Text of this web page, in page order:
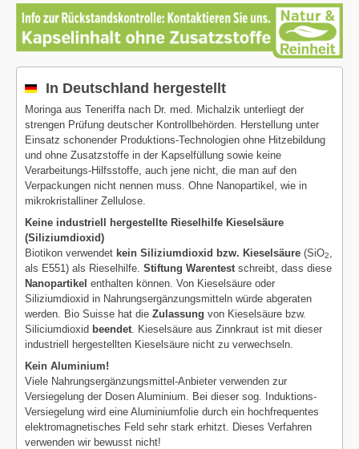
In Deutschland hergestellt
Moringa aus Teneriffa nach Dr. med. Michalzik unterliegt der
strengen Prüfung deutscher Kontrollbehörden. Herstellung unter
Einsatz schonender Produktions-Technologien ohne Hitzebildung
und ohne Zusatzstoffe in der Kapselfüllung sowie keine
Verarbeitungs-Hilfsstoffe, auch jene nicht, die man auf den
Verpackungen nicht nennen muss. Ohne Nanopartikel, wie in
mikrokristalliner Zellulose.
Keine industriell hergestellte Rieselhilfe Kieselsäure
(Siliziumdioxid)
Biotikon verwendet kein Siliziumdioxid bzw. Kieselsäure (SiO2
als E551) als Rieselhilfe. Stiftung Warentest schreibt, dass diese
Nanopartikel enthalten können. Von Kieselsäure oder
Siliziumdioxid in Nahrungsergänzungsmitteln würde abgeraten
werden. Bio Suisse hat die Zulassung von Kieselsäure bzw.
Siliciumdioxid beendet . Kieselsäure aus Zinnkraut ist mit dieser
industriell hergestellten Kieselsäure nicht zu verwechseln.
Kein Aluminium!
Viele Nahrungsergänzungsmittel-Anbieter verwenden zur
Versiegelung der Dosen Aluminium. Bei dieser sog. Induktions-
Versiegelung wird eine Aluminiumfolie durch ein hochfrequentes
elektromagnetisches Feld sehr stark erhitzt. Dieses Verfahren
verwenden wir bewusst nicht!